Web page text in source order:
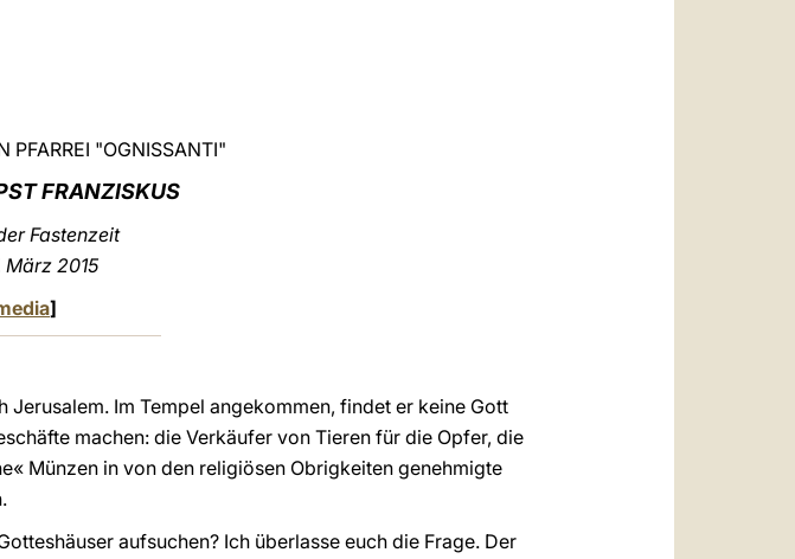
PFARREI "OGNISSANTI"
FRANZISKUS
Fastenzeit
März 2015
]
Im Tempel angekommen, findet er keine Gott
machen: die Verkäufer von Tieren für die Opfer, die
Münzen in von den religiösen Obrigkeiten genehmigte
aufsuchen? Ich überlasse euch die Frage. Der